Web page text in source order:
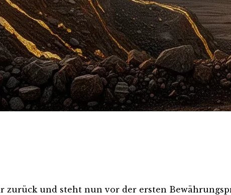
zurück und steht nun vor der ersten